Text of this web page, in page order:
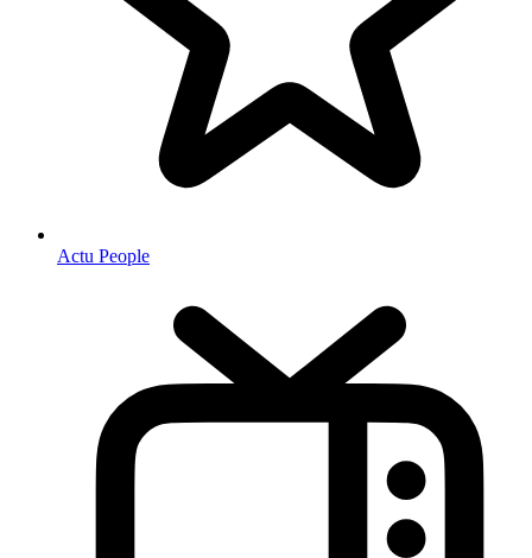
Actu People